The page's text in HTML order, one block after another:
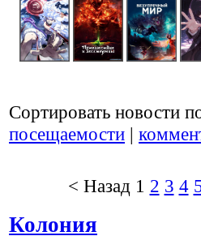
Сортировать новости
посещаемости |
< Назад 1 2 3 4
Колония